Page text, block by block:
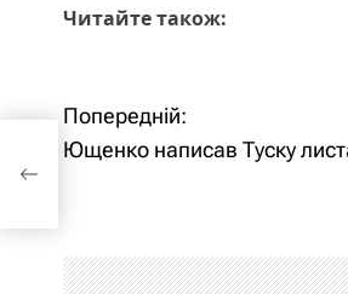
Читайте також:
Н
а
і
Попередній:
Ющенко написав Туску